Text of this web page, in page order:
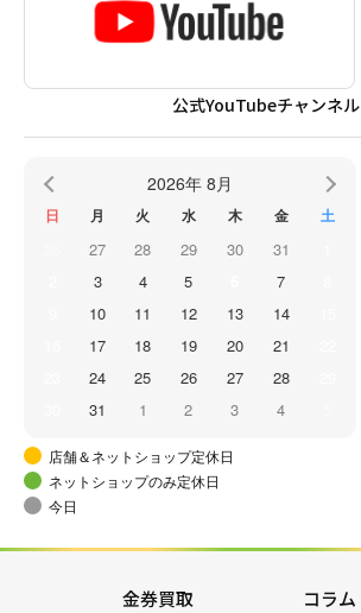
公式YouTubeチャンネル
2026年 8月
日 月 火 水 木 金 土
27 28 29 30 31
3 4 5 7
10 11 12 13 14
17 18 19 20 21
24 25 26 27 28
31 1 2 3 4
店舗＆ネットショップ定休日
ネットショップのみ定休日
今日
金券買取
コラム